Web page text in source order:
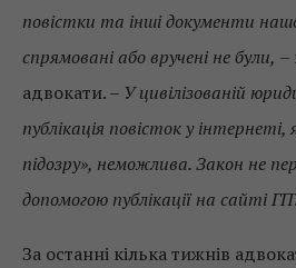
повістки та інші документи
спрямовані або вручені не були, –
адвокати. – У цивілізованій
публікація повісток у інтернеті,
підозру», неможлива. Закон не
допомогою публікації на сайті
За останні кілька тижнів